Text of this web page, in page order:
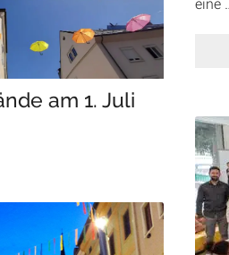
am 1. Juli
eine